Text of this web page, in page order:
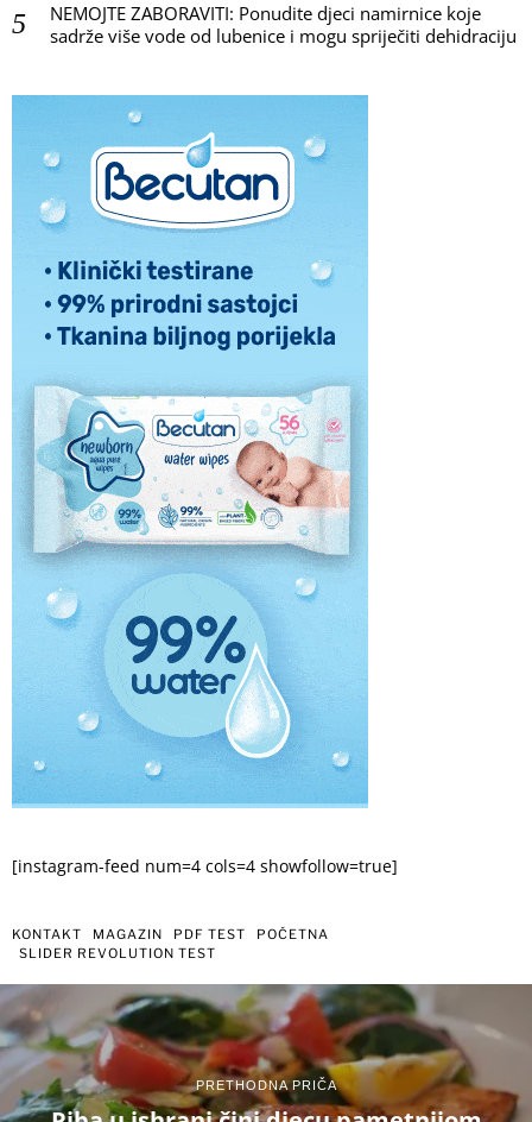
NEMOJTE ZABORAVITI: Ponudite djeci namirnice koje
sadrže više vode od lubenice i mogu spriječiti dehidraciju
[instagram-feed num=4 cols=4 showfollow=true]
KONTAKT MAGAZIN PDF TEST
POČETNA
SLIDER REVOLUTION TEST
PRETHODNA PRIČA